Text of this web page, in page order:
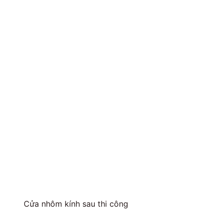
Cửa nhôm kính sau thi công